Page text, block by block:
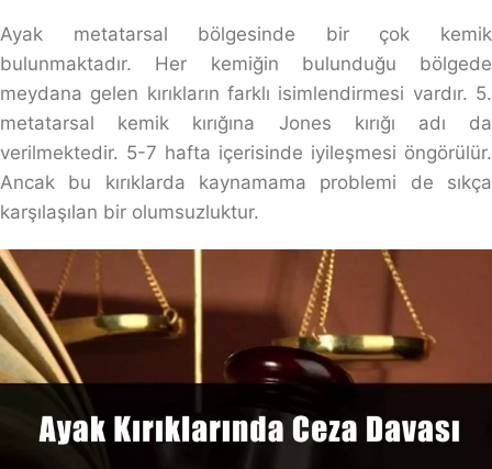
Ayak metatarsal bölgesinde bir çok kemik
bulunmaktadır. Her kemiğin bulunduğu bölgede
meydana gelen kırıkların farklı isimlendirmesi vardır. 5.
metatarsal kemik kırığına Jones kırığı adı da
verilmektedir. 5-7 hafta içerisinde iyileşmesi öngörülür.
Ancak bu kırıklarda kaynamama problemi de sıkça
karşılaşılan bir olumsuzluktur.